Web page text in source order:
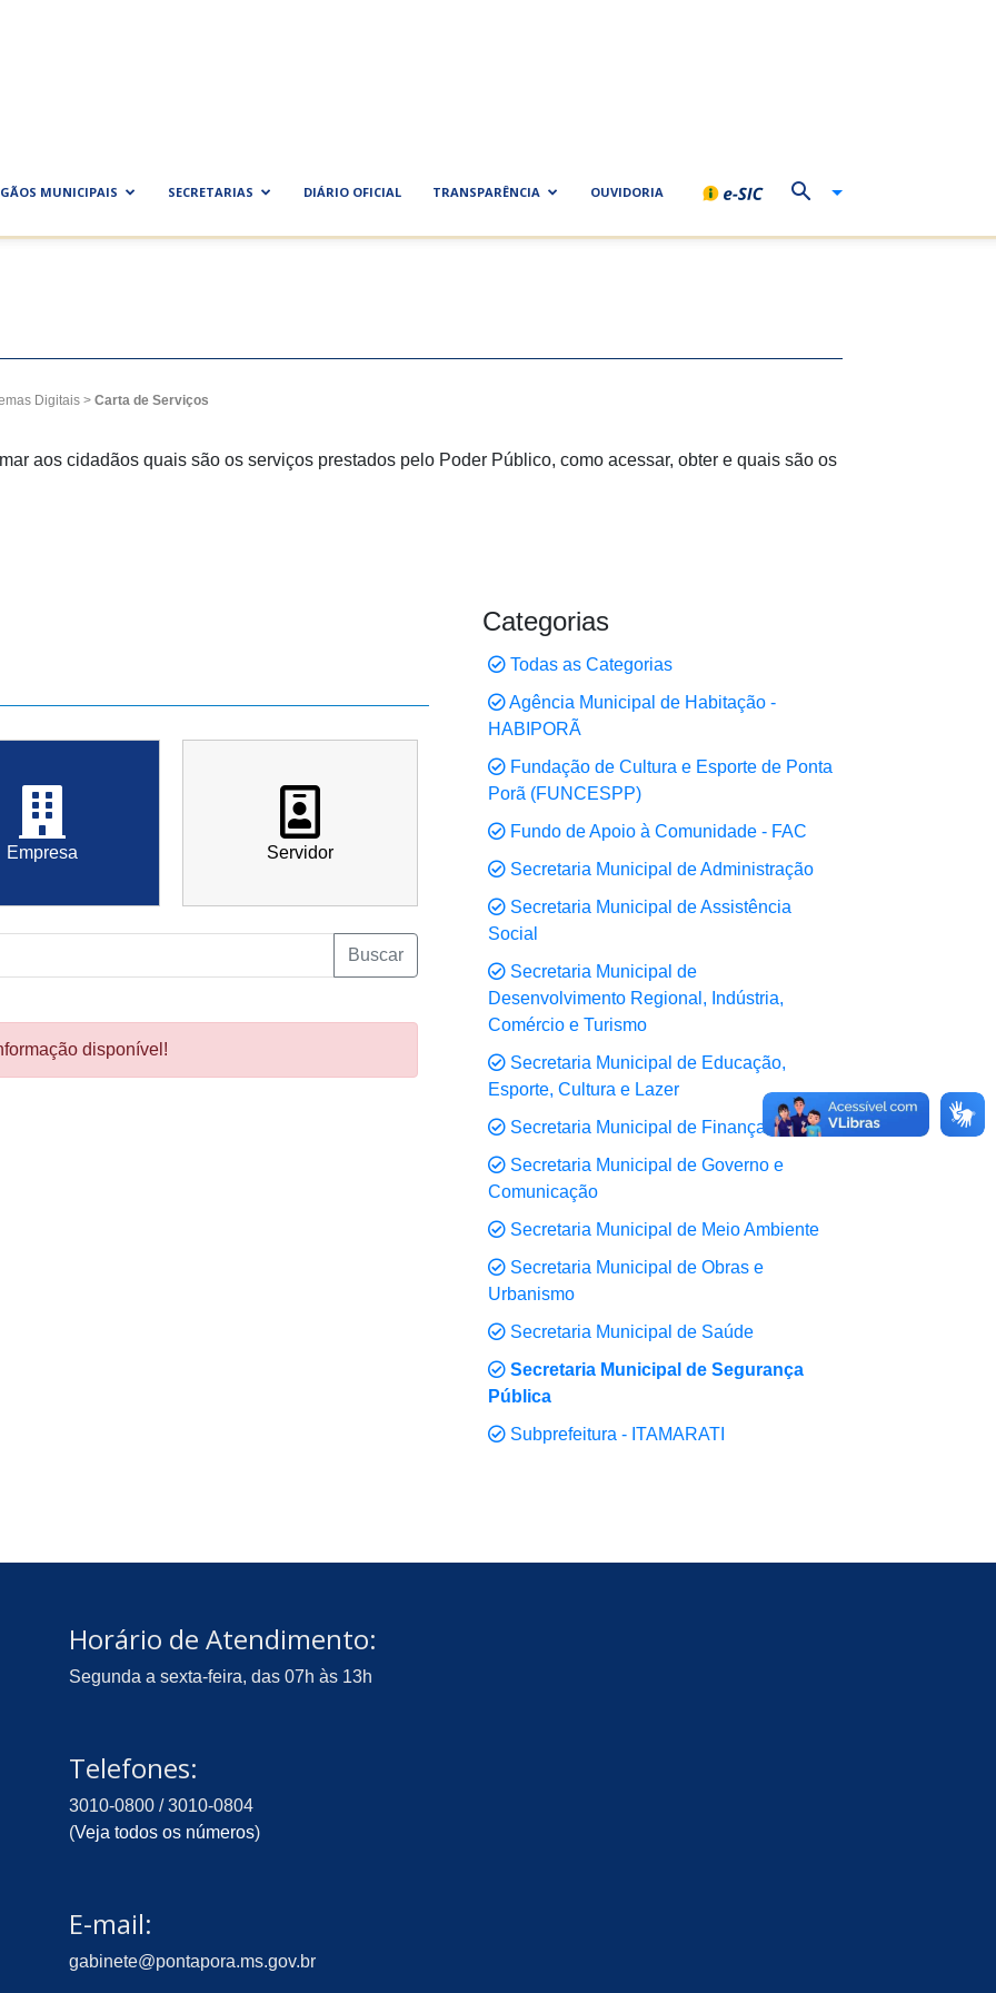
MUNICIPAIS SECRETARIAS DIÁRIO OFICIAL TRANSPARÊNCIA OUVIDORIA
Digitais > Carta de Serviços
aos cidadãos quais são os serviços prestados pelo Poder Público, como acessar, obter e quais são os
Empresa Servidor
Buscar
disponível!
Categorias
Todas as Categorias
Agência Municipal de Habitação -
HABIPORÃ
Fundação de Cultura e Esporte de Ponta
Porã (FUNCESPP)
Fundo de Apoio à Comunidade - FAC
Secretaria Municipal de Administração
Secretaria Municipal de Assistência
Social
Secretaria Municipal de
Desenvolvimento Regional, Indústria,
Comércio e Turismo
Secretaria Municipal de Educação,
Esporte, Cultura e Lazer
Secretaria Municipal de Finanças
Secretaria Municipal de Governo e
Comunicação
Secretaria Municipal de Meio Ambiente
Secretaria Municipal de Obras e
Urbanismo
Secretaria Municipal de Saúde
Secretaria Municipal de Segurança
Pública
Subprefeitura - ITAMARATI
Horário de Atendimento:
Segunda a sexta-feira, das 07h às 13h
Telefones:
3010-0800 / 3010-0804
(Veja todos os números)
E-mail:
gabinete@pontapora.ms.gov.br